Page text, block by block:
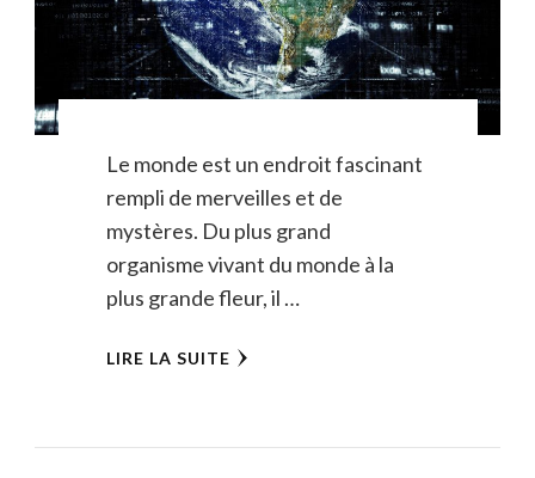
Le monde est un endroit fascinant
rempli de merveilles et de
mystères. Du plus grand
organisme vivant du monde à la
plus grande fleur, il …
LIRE LA SUITE